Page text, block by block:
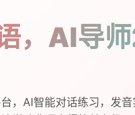
，AI导
，AI智能对话练习，发